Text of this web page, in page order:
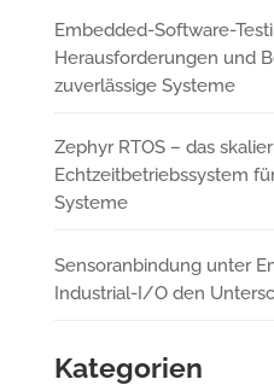
Embedded-Software-
Herausforderungen und
zuverlässige Systeme
Zephyr RTOS – das
Echtzeitbetriebssystem
Systeme
Sensoranbindung unter
Industrial-I/O den
Kategorien